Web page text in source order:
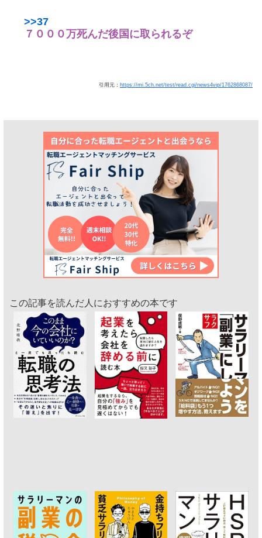
>>37
７０００万死んだ後国に取られるぞ
引用元： https://mi.5ch.net/test/read.cgi/news4vip/1762868087/
この記事を読んだ人におすすめの本です